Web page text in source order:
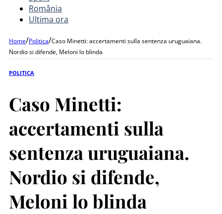
România
Ultima ora
Home/Politica/Caso Minetti: accertamenti sulla sentenza uruguaiana.
Nordio si difende, Meloni lo blinda
POLITICA
Caso Minetti:
accertamenti sulla
sentenza uruguaiana.
Nordio si difende,
Meloni lo blinda